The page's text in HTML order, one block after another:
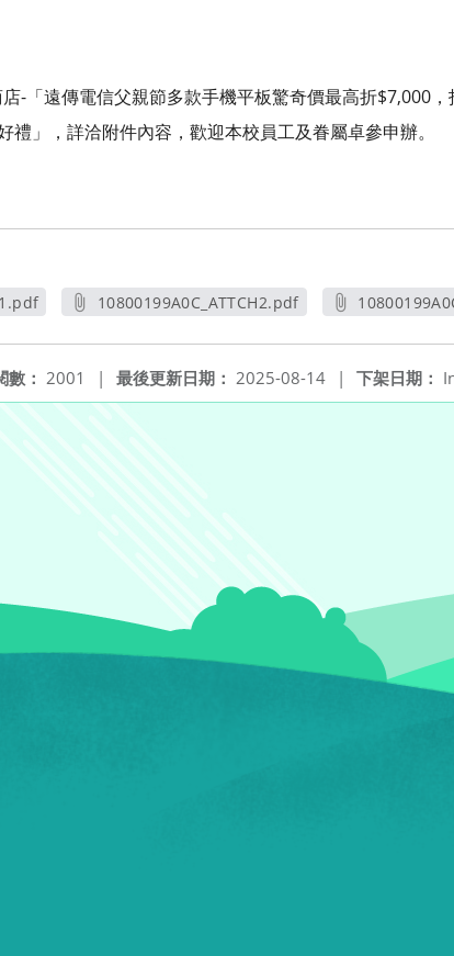
-「遠傳電信父親節多款手機平板驚奇價最高折$7,000
禮」，詳洽附件內容，歡迎本校員工及眷屬卓參申辦。
10800199A0C_ATTCH2.pdf
下架日期：
最後更新日期： 2025-08-14 |
數： 2001 |